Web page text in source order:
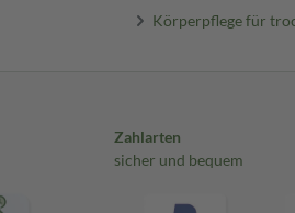
Körperpflege für
Zahlarten
sicher und bequem